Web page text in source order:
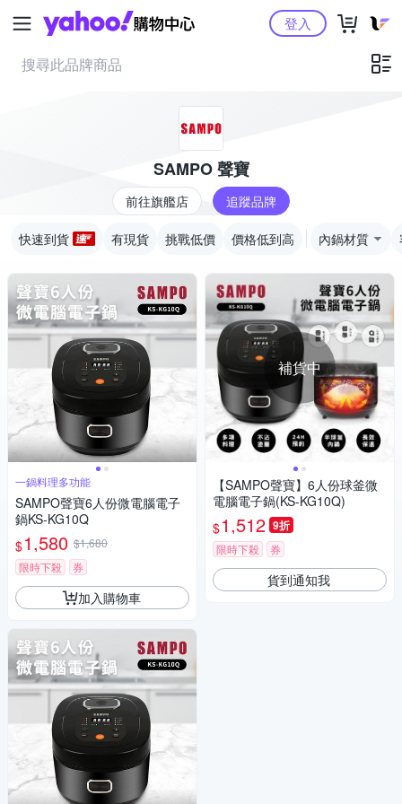
Yahoo購物中心登入
SAMPO 聲寶
前往旗艦店 追蹤品牌
快速到貨 有現貨 挑戰低價 價格低到高 內鍋材質
一鍋料理多功能
SAMPO聲寶6人份微電腦電子
鍋KS-KG10Q
$1,580 $1,680
限時下殺
券
加入購物車
補貨中
【SAMPO聲寶】6人份球釜微
電腦電子鍋(KS-KG10Q)
$1,512 9折
限時下殺 券
貨到通知我